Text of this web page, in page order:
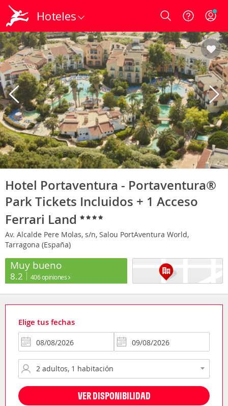
Hoteles Login
Hotel Portaventura - Portaventura®
Park Tickets Incluidos + 1 Acceso
Ferrari Land
Av. Alcalde Pere Molas, s/n, Salou PortAventura World,
Tarragona (España)
Muy bueno
8.2 406 opiniones
Elige tus fechas
VER DISPONIBILIDAD